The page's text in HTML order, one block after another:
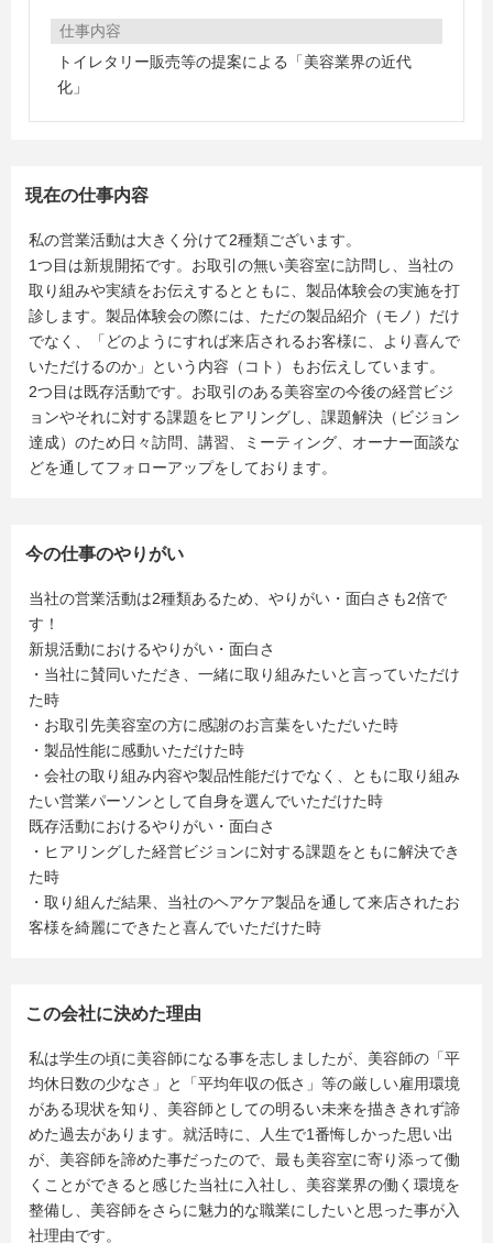
仕事内容
トイレタリー販売等の提案による「美容業界の近代
化」
現在の仕事内容
私の営業活動は大きく分けて2種類ございます。
1つ目は新規開拓です。お取引の無い美容室に訪問し、当社の
取り組みや実績をお伝えするとともに、製品体験会の実施を打
診します。製品体験会の際には、ただの製品紹介（モノ）だけ
でなく、「どのようにすれば来店されるお客様に、より喜んで
いただけるのか」という内容（コト）もお伝えしています。
2つ目は既存活動です。お取引のある美容室の今後の経営ビジ
ョンやそれに対する課題をヒアリングし、課題解決（ビジョン
達成）のため日々訪問、講習、ミーティング、オーナー面談な
どを通してフォローアップをしております。
今の仕事のやりがい
当社の営業活動は2種類あるため、やりがい・面白さも2倍で
す！
新規活動におけるやりがい・面白さ
・当社に賛同いただき、一緒に取り組みたいと言っていただけ
た時
・お取引先美容室の方に感謝のお言葉をいただいた時
・製品性能に感動いただけた時
・会社の取り組み内容や製品性能だけでなく、ともに取り組み
たい営業パーソンとして自身を選んでいただけた時
既存活動におけるやりがい・面白さ
・ヒアリングした経営ビジョンに対する課題をともに解決でき
た時
・取り組んだ結果、当社のヘアケア製品を通して来店されたお
客様を綺麗にできたと喜んでいただけた時
この会社に決めた理由
私は学生の頃に美容師になる事を志しましたが、美容師の「平
均休日数の少なさ」と「平均年収の低さ」等の厳しい雇用環境
がある現状を知り、美容師としての明るい未来を描ききれず諦
めた過去があります。就活時に、人生で1番悔しかった思い出
が、美容師を諦めた事だったので、最も美容室に寄り添って働
くことができると感じた当社に入社し、美容業界の働く環境を
整備し、美容師をさらに魅力的な職業にしたいと思った事が入
社理由です。